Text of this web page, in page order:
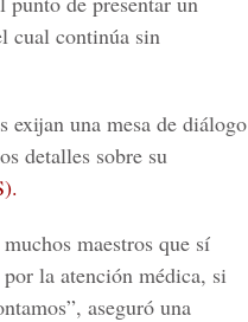
cual continúa sin
exijan una mesa de diálogo
detalles sobre su
maestros que sí
la atención médica, si
aseguró una